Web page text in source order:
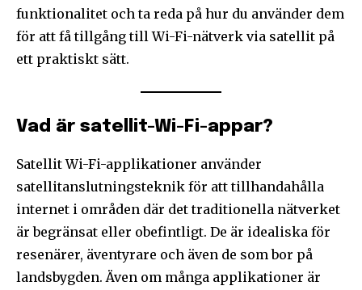
funktionalitet och ta reda på hur du använder dem
för att få tillgång till Wi-Fi-nätverk via satellit på
ett praktiskt sätt.
Vad är satellit-Wi-Fi-appar?
Satellit Wi-Fi-applikationer använder
satellitanslutningsteknik för att tillhandahålla
internet i områden där det traditionella nätverket
är begränsat eller obefintligt. De är idealiska för
resenärer, äventyrare och även de som bor på
landsbygden. Även om många applikationer är